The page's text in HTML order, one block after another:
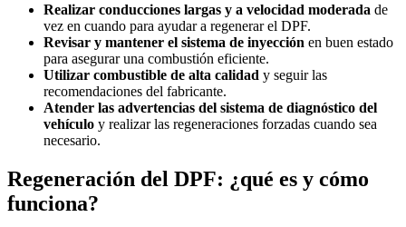
Realizar conducciones largas y a velocidad moderada de
vez en cuando para ayudar a regenerar el DPF.
Revisar y mantener el sistema de inyección en buen estado
para asegurar una combustión eficiente.
Utilizar combustible de alta calidad y seguir las
recomendaciones del fabricante.
Atender las advertencias del sistema de diagnóstico del
vehículo y realizar las regeneraciones forzadas cuando sea
necesario.
Regeneración del DPF: ¿qué es y cómo
funciona?